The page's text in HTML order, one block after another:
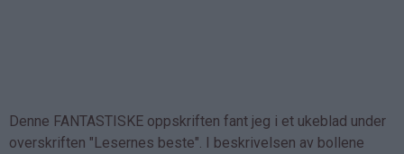
Denne FANTASTISKE oppskriften fant jeg i et ukeblad under
overskriften "Lesernes beste". I beskrivelsen av bollene